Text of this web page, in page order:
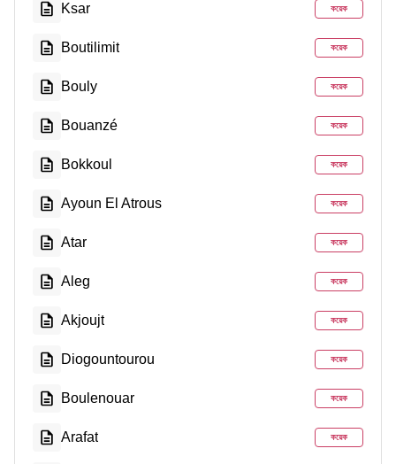
Ksar কয়েক
Boutilimit কয়েক
Bouly কয়েক
Bouanzé কয়েক
Bokkoul কয়েক
Ayoun El Atrous কয়েক
Atar কয়েক
Aleg কয়েক
Akjoujt কয়েক
Diogountourou কয়েক
Boulenouar কয়েক
Arafat কয়েক